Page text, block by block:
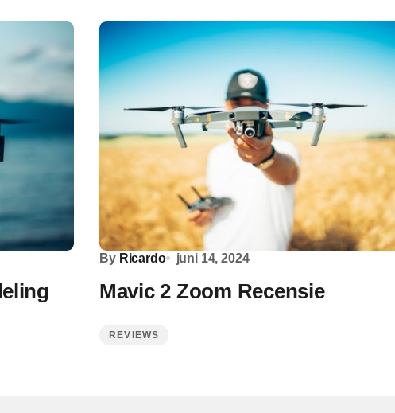
By Ricardo juni 14, 2024
Mavic 2 Zoom Recensie
REVIEWS